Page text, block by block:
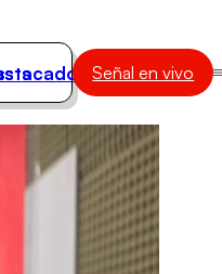
Señal en vivo